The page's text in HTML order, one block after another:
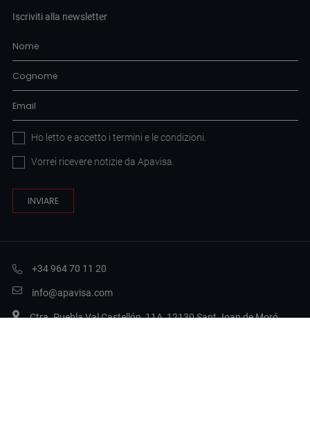
Iscriviti alla newsletter
Ho letto e accetto i termini e le condizioni.
Vorrei ricevere notizie da Apavisa.
+34 964 70 11 20
info@apavisa.com
Ctra. Puebla Val Castellón, 11A, 12130 Sant Joan de Moró,